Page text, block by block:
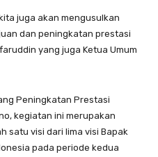
juga akan mengusulkan
dan peningkatan prestasi
yang juga Ketua Umum
Peningkatan Prestasi
kegiatan ini merupakan
satu visi dari lima visi Bapak
pada periode kedua